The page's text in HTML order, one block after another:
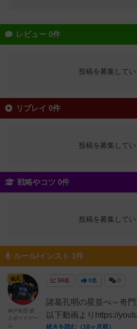
レビュー 0件
投稿を募集して
リプレイ 0件
投稿を募集して
戦略やコツ 0件
投稿を募集して
ルール/インスト 1件
59名 0名 0
諸葛孔明の星並べ～奇
以下動画よりhttps://
続きを読む（10ヶ月前）
仙人
神戸長田 鉄
人ボードゲー
ム